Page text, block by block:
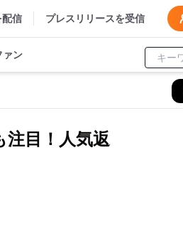
配信 プレスリリースを受信
ァン
目！人気返